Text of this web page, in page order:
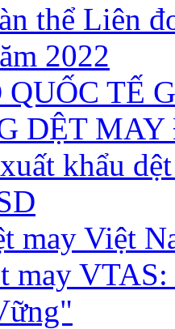
thể Liên
2022
QUỐC TẾ
DỆT
khẩu
may Việt
may